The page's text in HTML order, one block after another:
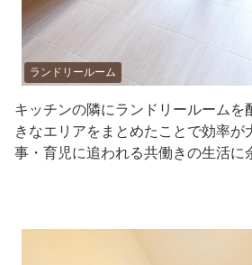
ランドリールーム
キッチンの隣にランドリールームを
きなエリアをまとめたことで効率が
事・育児に追われる共働きの生活に